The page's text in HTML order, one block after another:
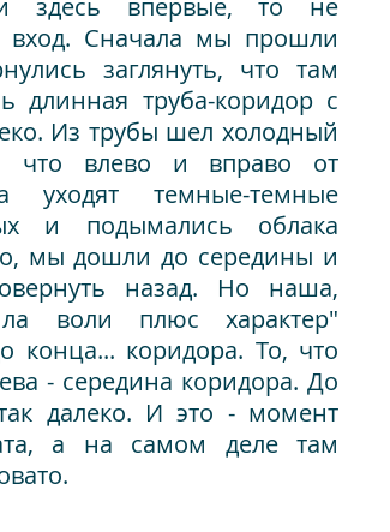
здесь впервые, то не
вход. Сначала мы прошли
заглянуть, что там
длинная труба-коридор с
Из трубы шел холодный
что влево и вправо от
уходят темные-темные
и подымались облака
мы дошли до середины и
назад. Но наша,
воли плюс характер"
конца... коридора. То, что
- середина коридора. До
далеко. И это - момент
а на самом деле там